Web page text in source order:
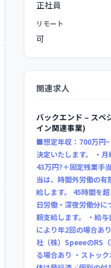
正社員
リモート
可
関連求人
バックエンド – スペ
イン関連事業)
■想定年収：700万円~
決定いたします。 ・
43万円?＋固定残業手
当は、時間外労働の有
給します。 45時間を
日労働・深夜労働分
額支給します。 ・給
により年2回の場合あ
社（株）SpeeeのRS
る場合あり ・ストッ